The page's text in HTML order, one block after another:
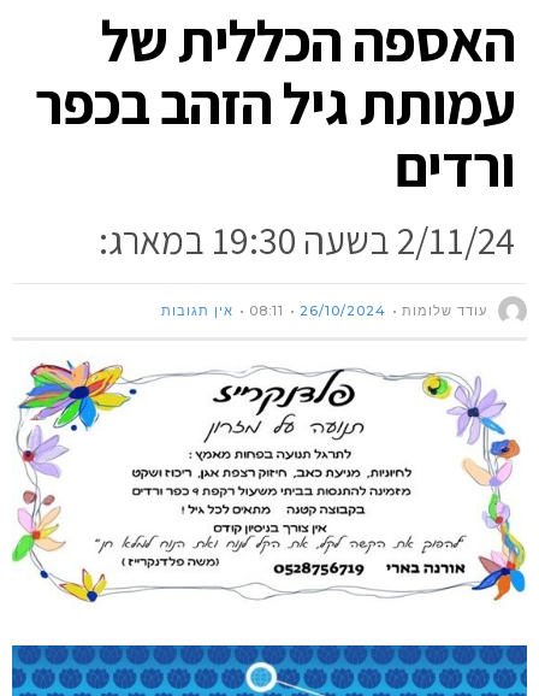
האספה הכללית של
עמותת גיל הזהב בכפר
ורדים
2/11/24 בשעה 19:30 במארג:
עודד שלומות 26/10/2024
08:11 אין תגובות